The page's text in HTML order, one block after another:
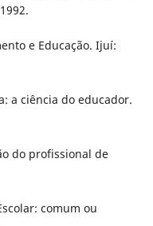
e Educação. Ijuí:
a ciência do educador.
do profissional de
comum ou